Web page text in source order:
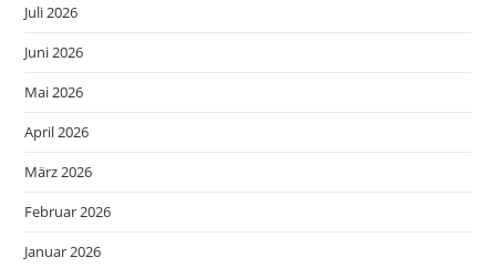
Juli 2026
Juni 2026
Mai 2026
April 2026
März 2026
Februar 2026
Januar 2026